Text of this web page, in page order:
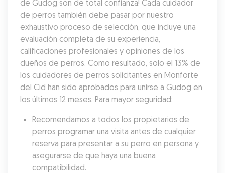
de Gudog son de total confianza! Cada cuidador
de perros también debe pasar por nuestro
exhaustivo proceso de selección, que incluye una
evaluación completa de su experiencia,
calificaciones profesionales y opiniones de los
dueños de perros. Como resultado, solo el 13% de
los cuidadores de perros solicitantes en Monforte
del Cid han sido aprobados para unirse a Gudog en
los últimos 12 meses. Para mayor seguridad:
Recomendamos a todos los propietarios de
perros programar una visita antes de cualquier
reserva para presentar a su perro en persona y
asegurarse de que haya una buena
compatibilidad.